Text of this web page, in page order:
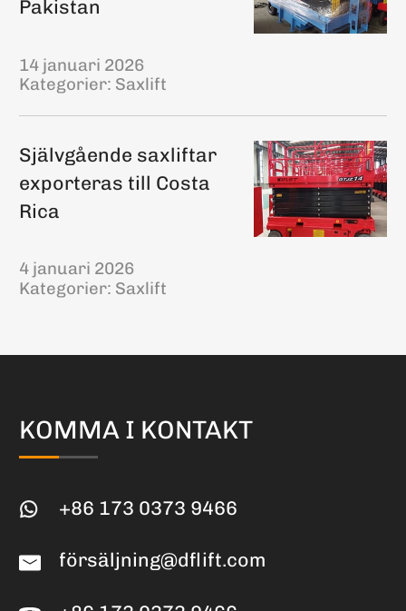
Pakistan
14 januari 2026
Kategorier: Saxlift
Självgående saxliftar
exporteras till Costa
Rica
4 januari 2026
Kategorier: Saxlift
KOMMA I KONTAKT
+86 173 0373 9466
försäljning@dflift.com